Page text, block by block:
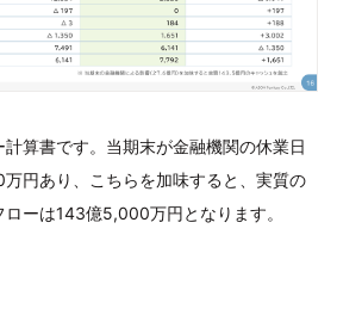
算書です。当期末が金融機関の休業日
円あり、こちらを加味すると、実質の
ーは143億5,000万円となります。